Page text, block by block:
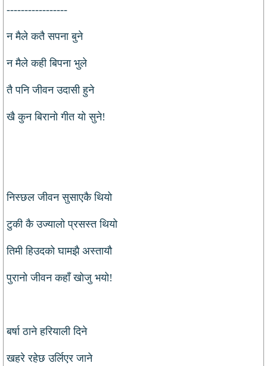
-----------------
न मैले कतै सपना बुने
न मैले कही बिपना भुले
तै पनि जीवन उदासी हुने
खै कुन बिरानो गीत यो सुने!
निस्छल जीवन सुसाएकै थियो
टुकी कै उज्यालो प्रसस्त थियो
तिमी हिउदको घामझै अस्तायौ
पुरानो जीवन कहाँ खोजु भयो!
बर्षा ठाने हरियाली दिने
खहरे रहेछ उर्लिएर जाने